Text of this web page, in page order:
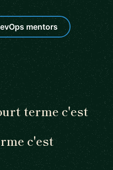
mentors
terme c'est
c'est